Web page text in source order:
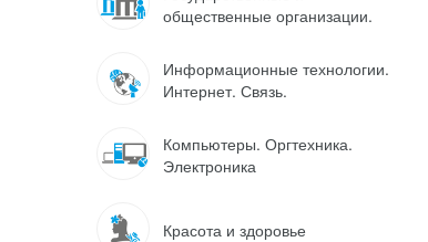
общественные организации.
Информационные технологии.
Интернет. Связь.
Компьютеры. Оргтехника.
Электроника
Красота и здоровье